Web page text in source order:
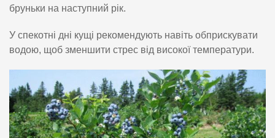
бруньки на наступний рік.
У спекотні дні кущі рекомендують навіть обприскувати
водою, щоб зменшити стрес від високої температури.